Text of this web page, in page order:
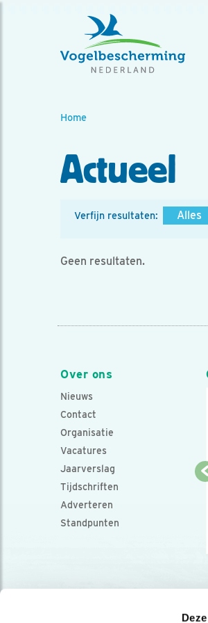
Home
Actueel
Verfijn resultaten: Alles
Geen resultaten.
Over ons
Nieuws
Contact
Organisatie
Vacatures
Jaarverslag
Tijdschriften
Adverteren
Standpunten